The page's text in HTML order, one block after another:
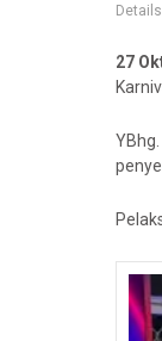
Details
27